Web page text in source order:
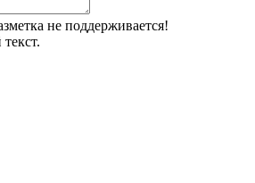
не поддерживается!